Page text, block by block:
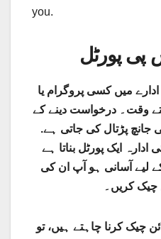
you.
پی پورٹل
میں کسی پروگرام یا
وقت۔ درخواست دینے کے
پڑتال کی جاتی ہے.
ایک پورٹل بناتا ہے
لیے آسانی ہو آپ ان کی
کریں۔
چیک کرنا چاہتے ہیں، تو